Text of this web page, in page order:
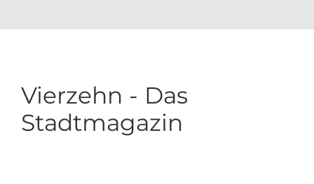
Vierzehn - Das
Stadtmagazin